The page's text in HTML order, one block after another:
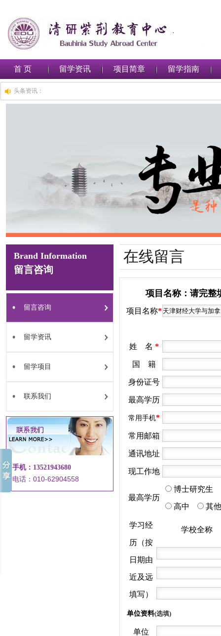
首 页 留学资讯 项目简章 留学指南
头条资讯：
Brand Information
留言咨询
留言咨询
留学资讯
留学项目
联系我们
手机：13521943680
电话：010-62904558
在线留言
项目名称：请完整
项目名称*
姓 名 *
国 籍
身份证号
最高学历
常用手机*
常用邮箱
通讯地址
现工作地
最高学历
博士研究生
高中 其
学习经
历（按
日期由
近及远
填写）
学校全称
单位资料(选填)
单位